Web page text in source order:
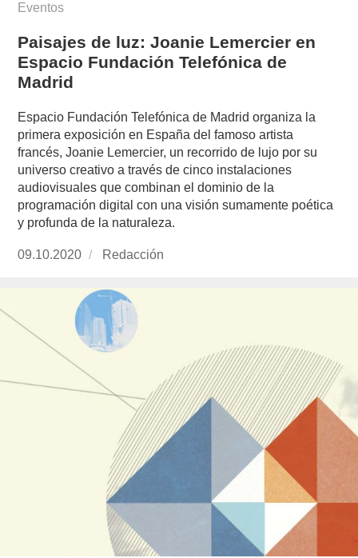
Eventos
Paisajes de luz: Joanie Lemercier en
Espacio Fundación Telefónica de
Madrid
Espacio Fundación Telefónica de Madrid organiza la
primera exposición en España del famoso artista
francés, Joanie Lemercier, un recorrido de lujo por su
universo creativo a través de cinco instalaciones
audiovisuales que combinan el dominio de la
programación digital con una visión sumamente poética
y profunda de la naturaleza.
Publicado
09.10.2020 https://www.experimenta.es/author/redaccion/
Redacción